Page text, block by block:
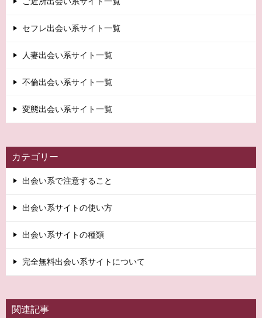
セフレ出会い系サイト一覧
人妻出会い系サイト一覧
不倫出会い系サイト一覧
変態出会い系サイト一覧
カテゴリー
出会い系で注意すること
出会い系サイトの使い方
出会い系サイトの種類
完全無料出会い系サイトについて
関連記事